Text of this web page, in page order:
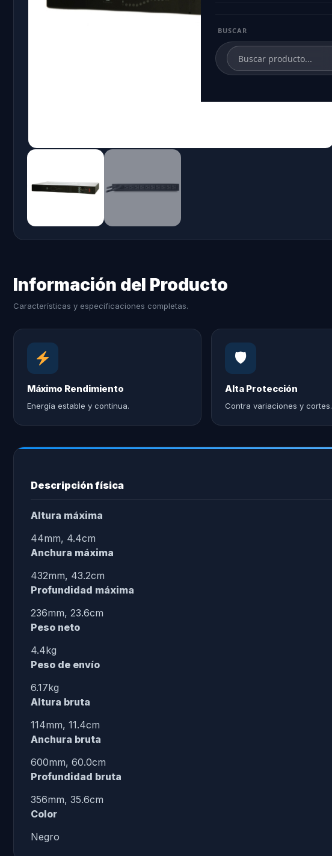
BUSCAR
Información del Producto
Características y especificaciones completas.
Máximo Rendimiento
Energía estable y continua.
🛡
Alta Protección
Contra variaciones y cortes.
Descripción física
Altura máxima
44mm, 4.4cm
Anchura máxima
432mm, 43.2cm
Profundidad máxima
236mm, 23.6cm
Peso neto
4.4kg
Peso de envío
6.17kg
Altura bruta
114mm, 11.4cm
Anchura bruta
600mm, 60.0cm
Profundidad bruta
356mm, 35.6cm
Color
Negro